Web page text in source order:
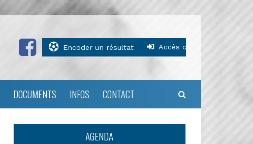
Encoder un résultat Accès clubs
DOCUMENTS INFOS CONTACT
AGENDA